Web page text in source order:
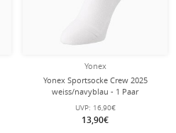
Yonex
Yonex Sportsocke Crew 2025
weiss/navyblau - 1 Paar
UVP: 16,90€
13,90€